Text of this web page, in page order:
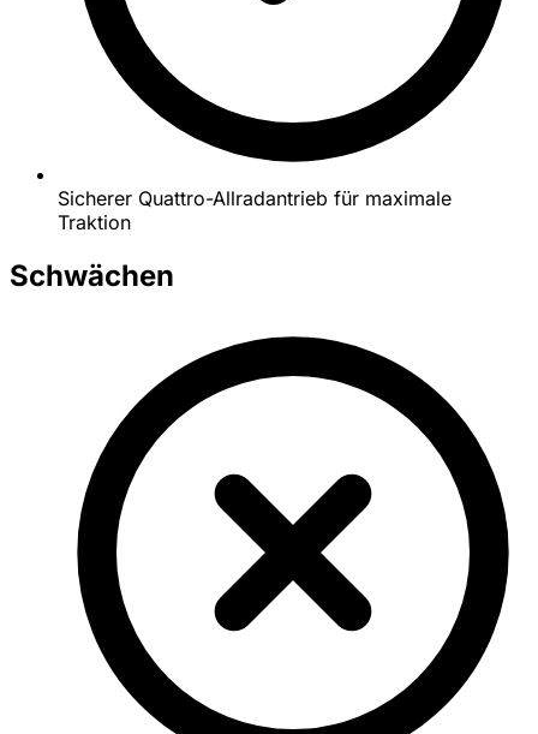
Sicherer Quattro-Allradantrieb für maximale
Traktion
Schwächen